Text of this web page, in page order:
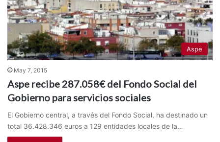
Aspe
May 7, 2015
Aspe recibe 287.058€ del Fondo Social del
Gobierno para servicios sociales
El Gobierno central, a través del Fondo Social, ha destinado un
total 36.428.346 euros a 129 entidades locales de la…